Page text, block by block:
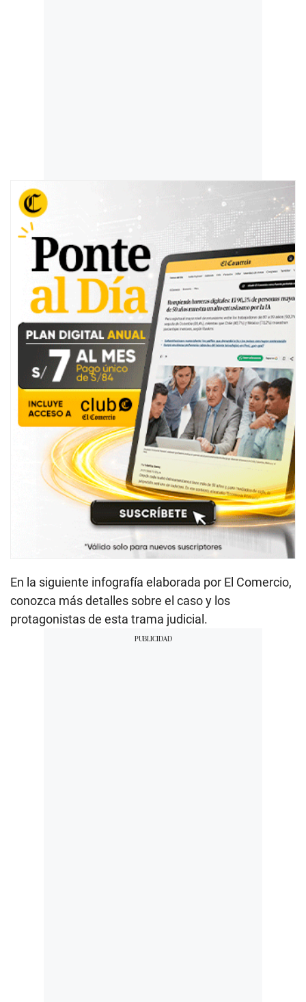
En la siguiente infografía elaborada por El Comercio,
conozca más detalles sobre el caso y los
protagonistas de esta trama judicial.